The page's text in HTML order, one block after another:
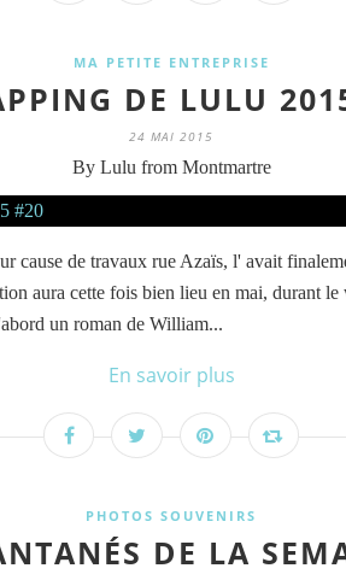
MA PETITE ENTREPRISE
DE LULU
24 MAI 2015
By Lulu from Montmartre
cause de travaux rue Azaïs, l' avait
aura cette fois bien lieu en mai, durant
un roman de William...
En savoir plus
PHOTOS SOUVENIRS
DE LA